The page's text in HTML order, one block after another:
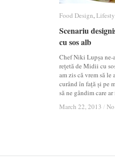
Food Design,
Scenariu
cu sos alb
Chef Niki Lupșa ne-
rețetă de Midii cu
am zis că vrem să le
curând în față și pe
să ne gândim care
March 22, 2013 /
Food Design
Scenariu
cu sos alb
March 22, 2013 /